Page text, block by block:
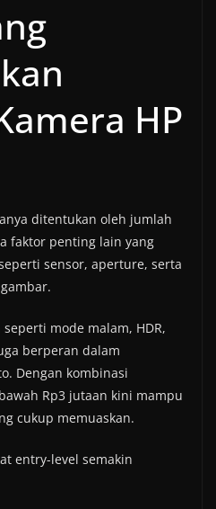
HP
ditentukan oleh jumlah
faktor penting lain yang
sensor, aperture, serta
mode malam, HDR,
berperan dalam
Dengan kombinasi
Rp3 jutaan kini mampu
cukup memuaskan.
entry-level semakin